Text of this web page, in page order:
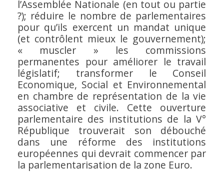
l’Assemblée Nationale (en tout ou partie
?); réduire le nombre de parlementaires
pour qu’ils exercent un mandat unique
(et contrôlent mieux le gouvernement);
« muscler » les commissions
permanentes pour améliorer le travail
législatif; transformer le Conseil
Economique, Social et Environnemental
en chambre de représentation de la vie
associative et civile. Cette ouverture
parlementaire des institutions de la V°
République trouverait son débouché
dans une réforme des institutions
européennes qui devrait commencer par
la parlementarisation de la zone Euro.